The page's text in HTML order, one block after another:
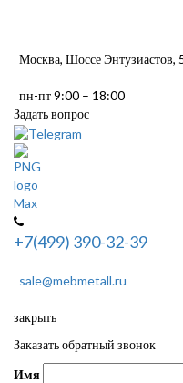
Москва, Шоссе Энтузиастов,
пн-пт 9:00 – 18:00
Задать вопрос
+7(499) 390-32-39
sale@mebmetall.ru
закрыть
Заказать обратный звонок
Имя